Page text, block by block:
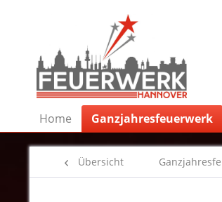
Home Ganzjahresfeuerwerk
Übersicht